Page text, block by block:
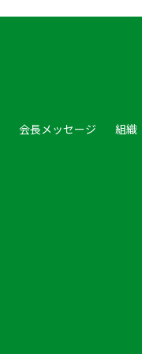
会長メッセージ 組織